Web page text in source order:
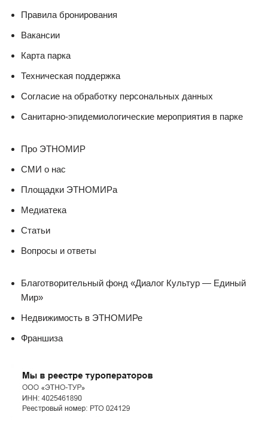
Правила бронирования
Вакансии
Карта парка
Техническая поддержка
Согласие на обработку персональных данных
Санитарно-эпидемиологические мероприятия в парке
Про ЭТНОМИР
СМИ о нас
Площадки ЭТНОМИРа
Медиатека
Статьи
Вопросы и ответы
Благотворительный фонд «Диалог Культур — Единый
Мир»
Недвижимость в ЭТНОМИРе
Франшиза